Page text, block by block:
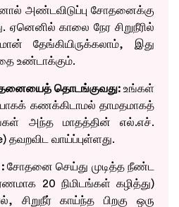
அண்டவிடுப்பு சோதனைக்கு
ஏனெனில் காலை நேர சிறுநீரில்
தேங்கியிருக்கலாம், இது
உண்டாக்கும்.
தொடங்குவது:உங்கள்
கணக்கிடாமல் தாமதமாகத்
அந்த மாதத்தின் எல்.எச்.
தவறவிட வாய்ப்புள்ளது.
சோதனை செய்து முடித்த நீண்ட
20 நிமிடங்கள் கழித்து)
சிறுநீர் காய்ந்த பிறகு ஒரு